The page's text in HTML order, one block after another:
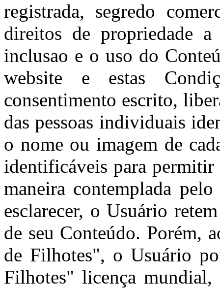
registrada, segredo
direitos de propriedade
inclusao e o uso do
website e estas
consentimento escrito,
das pessoas individuais
o nome ou imagem de
identificáveis para
maneira contemplada
esclarecer, o Usuário
de seu Conteúdo. Porém,
de Filhotes", o Usuário
Filhotes" licença